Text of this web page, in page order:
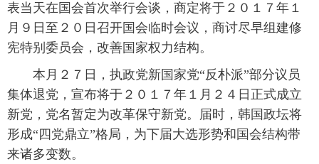
旅游 健康 信息化 数据
金融 公益 军事
富媒体 摄影 新华广播
新华电视中文 新华电视英文 返回PC
表当天在国会首次举行会谈，商定将于２０１７年１
月９日至２０日召开国会临时会议，商讨尽早组建修
宪特别委员会，改善国家权力结构。
本月２７日，执政党新国家党“反朴派”部分议员
集体退党，宣布将于２０１７年１月２４日正式成立
新党，党名暂定为改革保守新党。届时，韩国政坛将
形成“四党鼎立”格局，为下届大选形势和国会结构带
来诸多变数。